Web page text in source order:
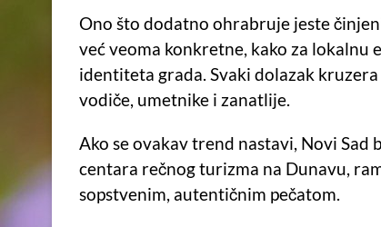
Ono što dodatno ohrabruje jeste
već veoma konkretne, kako za
identiteta grada. Svaki dolazak
vodiče, umetnike i zanatlije.
Ako se ovakav trend nastavi, Novi
centara rečnog turizma na Dunavu,
sopstvenim, autentičnim pečatom.